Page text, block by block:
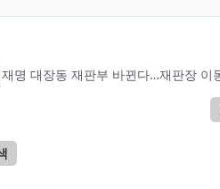
명 대장동 재판부 바뀐다…재판장 이